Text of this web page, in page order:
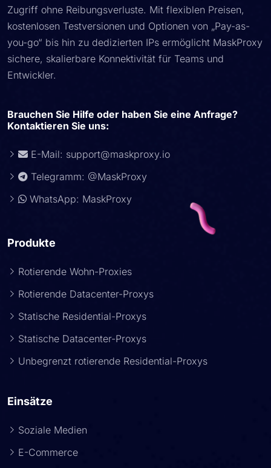
Zugriff ohne Reibungsverluste. Mit flexiblen Preisen,
kostenlosen Testversionen und Optionen von „Pay-as-
you-go“ bis hin zu dedizierten IPs ermöglicht MaskProxy
sichere, skalierbare Konnektivität für Teams und
Entwickler.
Brauchen Sie Hilfe oder haben Sie eine Anfrage?
Kontaktieren Sie uns:
E-Mail: support@maskproxy.io
Telegramm: @MaskProxy
WhatsApp: MaskProxy
Produkte
Rotierende Wohn-Proxies
Rotierende Datacenter-Proxys
Statische Residential-Proxys
Statische Datacenter-Proxys
Unbegrenzt rotierende Residential-Proxys
Einsätze
Soziale Medien
E-Commerce